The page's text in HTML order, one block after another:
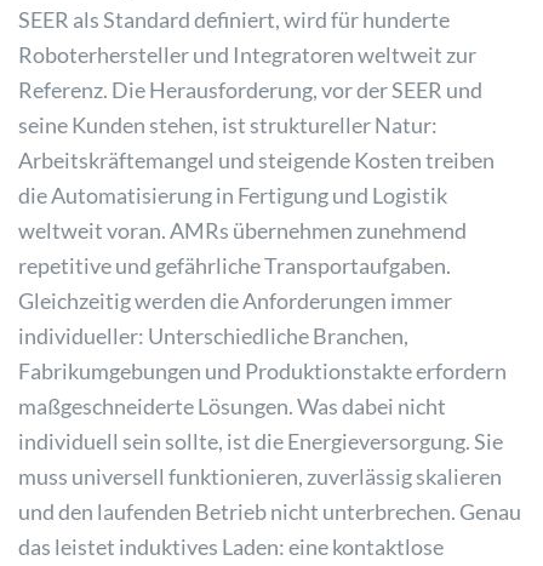
SEER als Standard definiert, wird für hunderte
Roboterhersteller und Integratoren weltweit zur
Referenz. Die Herausforderung, vor der SEER und
seine Kunden stehen, ist struktureller Natur:
Arbeitskräftemangel und steigende Kosten treiben
die Automatisierung in Fertigung und Logistik
weltweit voran. AMRs übernehmen zunehmend
repetitive und gefährliche Transportaufgaben.
Gleichzeitig werden die Anforderungen immer
individueller: Unterschiedliche Branchen,
Fabrikumgebungen und Produktionstakte erfordern
maßgeschneiderte Lösungen. Was dabei nicht
individuell sein sollte, ist die Energieversorgung. Sie
muss universell funktionieren, zuverlässig skalieren
und den laufenden Betrieb nicht unterbrechen. Genau
das leistet induktives Laden: eine kontaktlose